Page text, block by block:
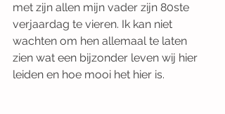
met zijn allen mijn vader zijn 80ste
verjaardag te vieren. Ik kan niet
wachten om hen allemaal te laten
zien wat een bijzonder leven wij hier
leiden en hoe mooi het hier is.